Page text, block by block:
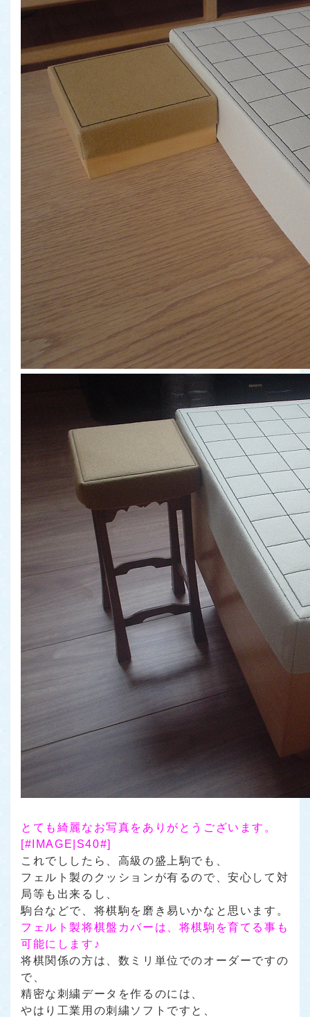
とても綺麗なお写真をありがとうございます。
[#IMAGE|S40#]
これでししたら、高級の盛上駒でも、
フェルト製のクッションが有るので、安心して対
局等も出来るし、
駒台などで、将棋駒を磨き易いかなと思います。
フェルト製将棋盤カバーは、将棋駒を育てる事も
可能にします♪
将棋関係の方は、数ミリ単位でのオーダーですの
で、
精密な刺繍データを作るのには、
やはり工業用の刺繍ソフトですと、